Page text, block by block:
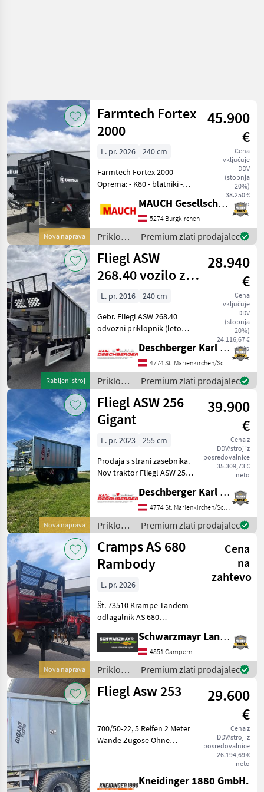
Nova naprava
Farmtech Fortex
2000
45.900
€
Cena
vključuje
DDV
(stopnja
20%)
38.250 €
neto
L. pr. 2026
240 cm
Farmtech Fortex 2000
Oprema: - K80 - blatniki -
AgriLed - parabolično
vzmetenje - fiksna os - 2-
vodniški zračni zavorni
sistem + regulator
MAUCH Gesellschaft m.b.H. & Co.KG
5274 Burgkirchen
Priklopniki
/
Farmtech
Premium zlati prodajalec
Rabljeni stroj
Fliegl ASW
268.40 vozilo za
odvoz
28.940
€
Cena
vključuje
DDV
(stopnja
20%)
24.116,67 €
neto
L. pr. 2016
240 cm
Gebr. Fliegl ASW 268.40
odvozni priklopnik (leto
masa: 20.000 kg; nosilnost:
pribl. 13.070 kg s podporno
vitlo, lestvijo spredaj,
razsvetlj
Deschberger Karl Landtechnik GesmbH & Co KG
4774 St. Marienkirchen/Schärding
Priklopniki
/ Fliegl
Premium zlati prodajalec
Nova naprava
Fliegl ASW 256
Gigant
39.900
€
Cena z
DDV/stroj iz
posredovalnice
35.309,73 €
neto
L. pr. 2023
255 cm
Prodaja s strani zasebnika.
Nov traktor Fliegl ASW 256
hidravlično oporno nogo in
hidravlično zaščito pred
podvozjem. Vlečni drog je
vrtljiv z
Deschberger Karl Landtechnik GesmbH & Co KG
4774 St. Marienkirchen/Schärding
Priklopniki
/ Fliegl
Premium zlati prodajalec
Nova naprava
Cramps AS 680
Rambody
Cena
na
zahtevo
L. pr. 2026
Št. 73510 Krampe Tandem
odlagalnik AS 680
za 40 km/h za Nemčijo, ALB-
ventil, dovoljena skupna
masa 22 t vzmetena vlečna
naprava ZV 22 s kro
Schwarzmayr Landtechnik GmbH - Gampern
4851 Gampern
Priklopniki
/
Krampe
Premium zlati prodajalec
Fliegl Asw 253
29.600
€
Cena z
DDV/stroj iz
posredovalnice
26.194,69 €
neto
700/50-22, 5 Reifen 2 Meter
Wände Zugöse Ohne
Priklopnik s potisno steno
Kneidinger 1880 GmbH.